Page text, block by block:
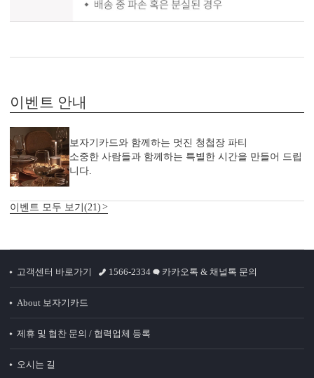
이벤트 안내
보자기카드와 함께하는 멋진 청첩장 파티
소중한 사람들과 함께하는 특별한 시간을 만들어 드립
니다.
이벤트 모두 보기(21)
고객센터 바로가기 1566-2334 카카오톡 & 채널톡 문의
About 보자기카드
제휴 및 협찬 문의 / 협력업체 등록
오시는 길